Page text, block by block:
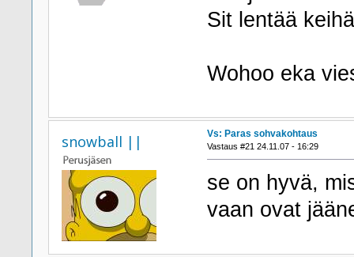
Sit lentää
Wohoo eka
snowball || Vs: Paras sohvakohtaus
Vastaus #21 24.11.07 - 16:29
se on hyvä,
vaan ovat